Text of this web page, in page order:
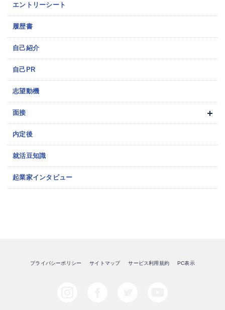
エントリーシート
履歴書
自己紹介
自己PR
志望動機
面接
内定後
就活豆知識
起業家インタビュー
プライバシーポリシー サイトマップ サービス利用規約 PC表示